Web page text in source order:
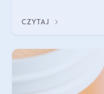
CZYTAJ